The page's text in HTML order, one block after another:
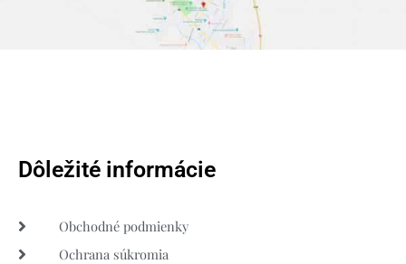
Dôležité informácie
Obchodné podmienky
Ochrana súkromia